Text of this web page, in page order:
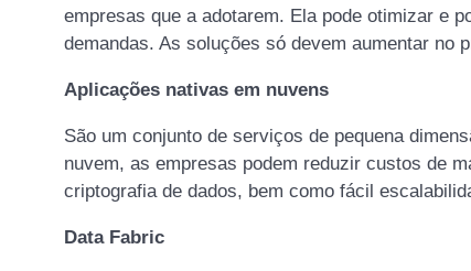
empresas que a adotarem. Ela pode otimizar e
demandas. As soluções só devem aumentar no
Aplicações nativas em nuvens
São um conjunto de serviços de pequena
nuvem, as empresas podem reduzir custos de
criptografia de dados, bem como fácil
Data Fabric